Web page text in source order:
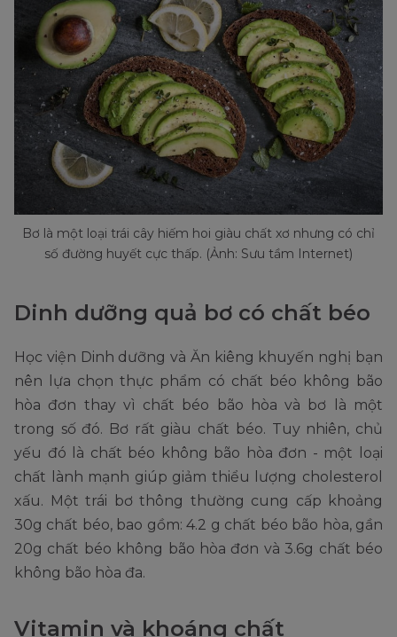
Bơ là một loại trái cây hiếm hoi giàu chất xơ nhưng có chỉ
số đường huyết cực thấp. (Ảnh: Sưu tầm Internet)
Dinh dưỡng quả bơ có chất béo
Học viện Dinh dưỡng và Ăn kiêng khuyến nghị bạn
nên lựa chọn thực phẩm có chất béo không bão
hòa đơn thay vì chất béo bão hòa và bơ là một
trong số đó. Bơ rất giàu chất béo. Tuy nhiên, chủ
yếu đó là chất béo không bão hòa đơn - một loại
chất lành mạnh giúp giảm thiểu lượng cholesterol
xấu. Một trái bơ thông thường cung cấp khoảng
30g chất béo, bao gồm: 4.2 g chất béo bão hòa, gần
20g chất béo không bão hòa đơn và 3.6g chất béo
không bão hòa đa.
Vitamin và khoáng chất